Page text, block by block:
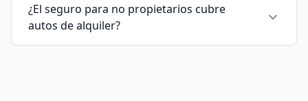
¿El seguro para no propietarios cubre
autos de alquiler?